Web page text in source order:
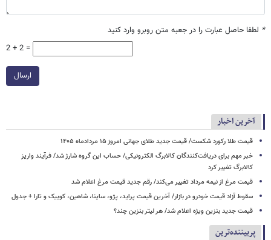
* لطفا حاصل عبارت را در جعبه متن روبرو وارد کنید
2 + 2 =
ارسال
آخرین اخبار
قیمت طلا رکورد شکست/ قیمت جدید طلای جهانی امروز ۱۵ مردادماه ۱۴۰۵
خبر مهم برای دریافت‌کنندگان کالابرگ الکترونیکی/ حساب این گروه شارژ شد/ فرآیند واریز
کالابرگ تغییر کرد
قیمت مرغ از نیمه مرداد تغییر می‌کند/ رقم جدید قیمت مرغ اعلام شد
سقوط آزاد قیمت خودرو در بازار/ آخرین قیمت پراید، پژو، ساینا، شاهین، کوییک و تارا + جدول
قیمت جدید بنزین ویژه اعلام شد/ هر لیتر بنزین چند؟
پربیننده‌ترین